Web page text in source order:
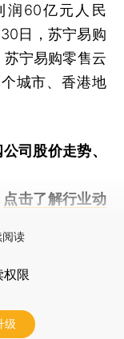
润60亿元人民
日，苏宁易购
宁易购零售云
城市、香港地
司股价走势、
点击了解行业动
阅读
权限
级